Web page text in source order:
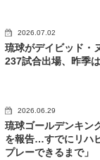
2026.07.02
琉球がデイビッド・
237試合出場、昨季
2026.06.29
琉球ゴールデンキン
を報告…すでにリハ
プレーできるまで」